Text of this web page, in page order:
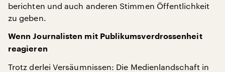
berichten und auch anderen Stimmen Öffentlichkeit
zu geben.
Wenn Journalisten mit Publikumsverdrossenheit
reagieren
Trotz derlei Versäumnissen: Die Medienlandschaft in